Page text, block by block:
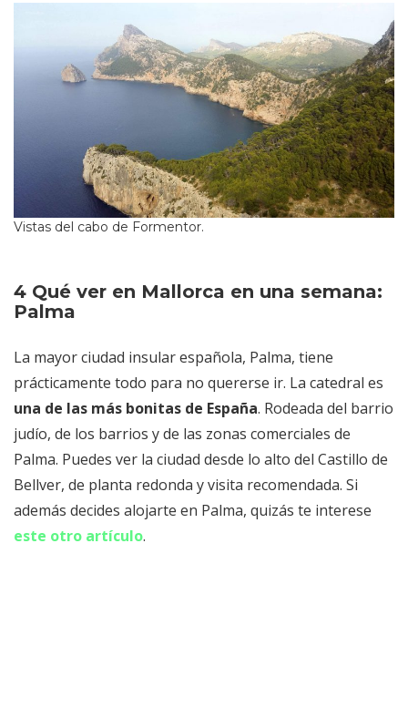
Vistas del cabo de Formentor.
4 Qué ver en Mallorca en una semana:
Palma
La mayor ciudad insular española, Palma, tiene
prácticamente todo para no quererse ir. La catedral es
una de las más bonitas de España. Rodeada del barrio
judío, de los barrios y de las zonas comerciales de
Palma. Puedes ver la ciudad desde lo alto del Castillo de
Bellver, de planta redonda y visita recomendada. Si
además decides alojarte en Palma, quizás te interese
este otro artículo.